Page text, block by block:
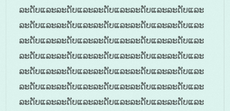
ລະດັບແລະລະດັບແລະລະດັບແລະລະດັບແລະລະດັບແລະ
ລະດັບແລະລະດັບແລະລະດັບແລະລະດັບແລະລະດັບແລະ
ລະດັບແລະລະດັບແລະລະດັບແລະລະດັບແລະລະດັບແລະ
ລະດັບແລະລະດັບແລະລະດັບແລະລະດັບແລະລະດັບແລະ
ລະດັບແລະລະດັບແລະລະດັບແລະລະດັບແລະລະດັບແລະ
ລະດັບແລະລະດັບແລະລະດັບແລະລະດັບແລະລະດັບແລະ
ລະດັບແລະລະດັບແລະລະດັບແລະລະດັບແລະລະດັບແລະ